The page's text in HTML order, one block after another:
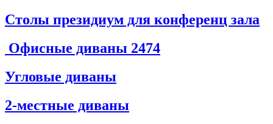
Столы президиум для конференц зала
Офисные диваны 2474
Угловые диваны
2-местные диваны